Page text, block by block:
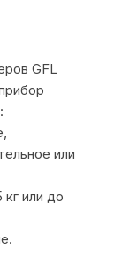
GFL
или
кг или до